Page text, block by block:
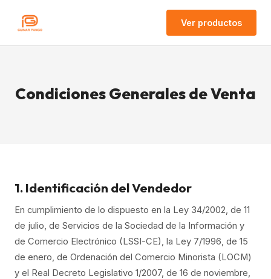
Ver productos
Condiciones Generales de Venta
1. Identificación del Vendedor
En cumplimiento de lo dispuesto en la Ley 34/2002, de 11
de julio, de Servicios de la Sociedad de la Información y
de Comercio Electrónico (LSSI-CE), la Ley 7/1996, de 15
de enero, de Ordenación del Comercio Minorista (LOCM)
y el Real Decreto Legislativo 1/2007, de 16 de noviembre,